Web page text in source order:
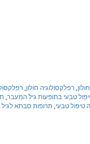
, רפלקסולוגיה חולון,
טבעי בתופעות גיל המעבר,
טיפול טבעי, תרופות סבתא